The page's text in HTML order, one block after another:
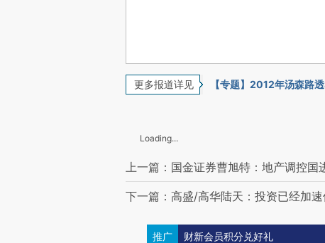
更多报道详见 【专题】2012年汤森路
Loading...
上一篇：国金证券曹旭特：地产调控国
下一篇：高盛/高华陆天：投资已经加
推广 财新会员积分兑好礼